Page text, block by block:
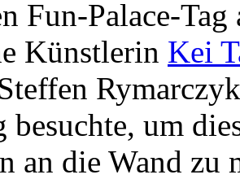
Fun-Palace-Tag
Künstlerin Kei
besuchte, um
an die Wand zu